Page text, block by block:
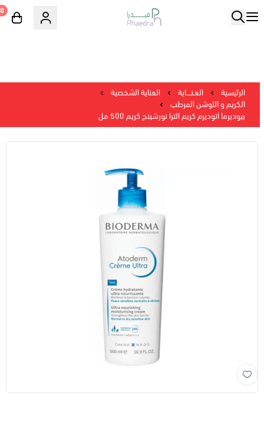
0
الرئيسية العـنــــاية
العناية الشخصية
الكريم و اللوشن المرطب
بيوديرما اتوديرم كريم الترا نورشينج كريم 500 مل